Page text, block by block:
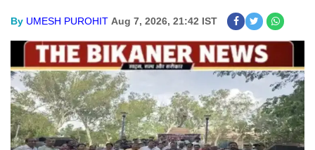
By UMESH PUROHIT Aug 7, 2026, 21:42 IST